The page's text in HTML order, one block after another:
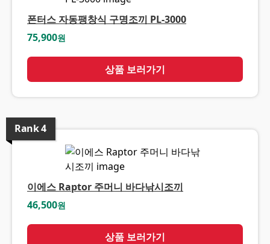
폰터스 자동팽창식 구명조끼 PL-3000
75,900원
상품 보러가기
Rank4
이에스 Raptor 주머니 바다낚시조끼
46,500원
상품 보러가기